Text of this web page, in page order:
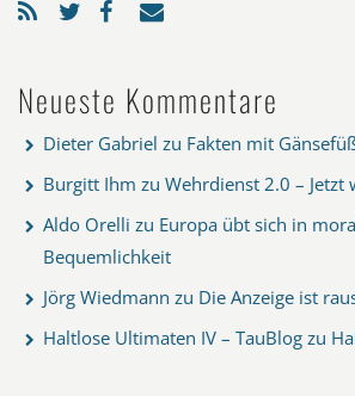
Neueste Kommentare
Dieter Gabriel zu Fakten mit
Burgitt Ihm zu Wehrdienst 2.0 – Jetzt
Aldo Orelli zu Europa übt sich in
Bequemlichkeit
Jörg Wiedmann zu Die Anzeige ist
Haltlose Ultimaten IV – TauBlog zu